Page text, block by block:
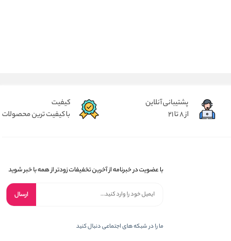
پشتیبانی آنلاین
از 8 تا 21
کیفیت
با کیفیت ترین محصولات
با عضویت در خبرنامه از آخرین تخفیفات زودتر از همه با خبر شوید
ارسال
ما را در شبکه های اجتماعی دنبال کنید